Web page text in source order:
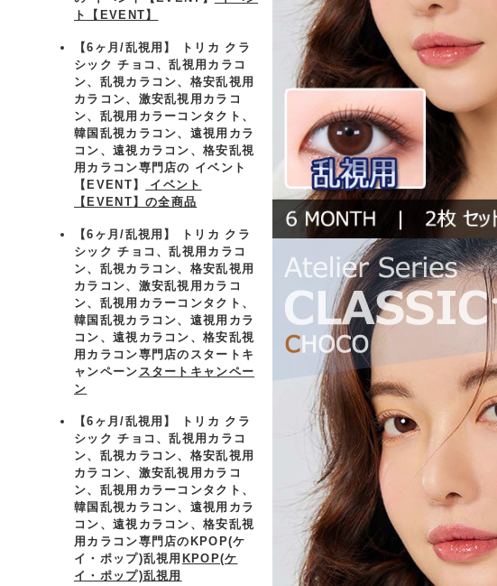
ト【EVENT】
【6ヶ月/乱視用】 トリカ クラ
シック チョコ、乱視用カラコ
ン、乱視カラコン、格安乱視用
カラコン、激安乱視用カラコ
ン、乱視用カラーコンタクト、
韓国乱視カラコン、遠視用カラ
コン、遠視カラコン、格安乱視
用カラコン専門店の イベント
【EVENT】
イベント
【EVENT】の全商品
【6ヶ月/乱視用】 トリカ クラ
シック チョコ、乱視用カラコ
ン、乱視カラコン、格安乱視用
カラコン、激安乱視用カラコ
ン、乱視用カラーコンタクト、
韓国乱視カラコン、遠視用カラ
コン、遠視カラコン、格安乱視
用カラコン専門店のスタートキ
ャンペーン スタートキャンペー
ン
【6ヶ月/乱視用】 トリカ クラ
シック チョコ、乱視用カラコ
ン、乱視カラコン、格安乱視用
カラコン、激安乱視用カラコ
ン、乱視用カラーコンタクト、
韓国乱視カラコン、遠視用カラ
コン、遠視カラコン、格安乱視
用カラコン専門店のKPOP(ケ
イ・ポップ)乱視用 KPOP(ケ
イ・ポップ)乱視用